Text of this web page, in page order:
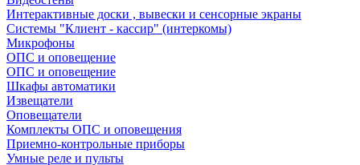
Интерактивные доски , вывески и сенсорные экраны
Системы "Клиент - кассир" (интеркомы)
Микрофоны
ОПС и оповещение
ОПС и оповещение
Шкафы автоматики
Извещатели
Оповещатели
Комплекты ОПС и оповещения
Приемно-контрольные приборы
Умные реле и пульты